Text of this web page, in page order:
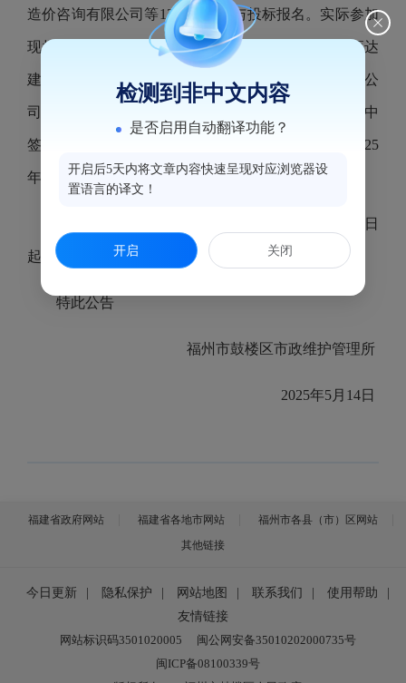
造价咨询有限公司等13家公司参与投标报名。实际参加
现场抽签为13家公司,由监督员经现场抽签,福建中恒达
建设项目管理有限公司、浙江国信工程管理咨询有限公
司2家为中签公司,并现场签字确认。后期我所将委托中
签的2家公司进行各类项目的评审工作,服务期限为2025
年5月20日至2025年10月31日。
如有对此次抽选结果有异议,请在自本公告发布之日
起3个工作日内向我所提交书面材料。
特此公告
福州市鼓楼区市政维护管理所
2025年5月14日
福建省政府网站 福建省各地市网站
福州市各县（市）区网站
其他链接
今日更新 隐私保护 网站地图 联系我们 使用帮助
友情链接
网站标识码3501020005
闽公网安备35010202000735号
闽ICP备08100339号
检测到非中文内容
是否启用自动翻译功能？
开启后5天内将文章内容快速呈现对应浏览器设
置语言的译文！
开启 关闭